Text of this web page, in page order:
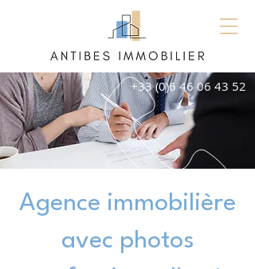
+33 (0)6 46 06 43 52
Agence immobilière
avec photos